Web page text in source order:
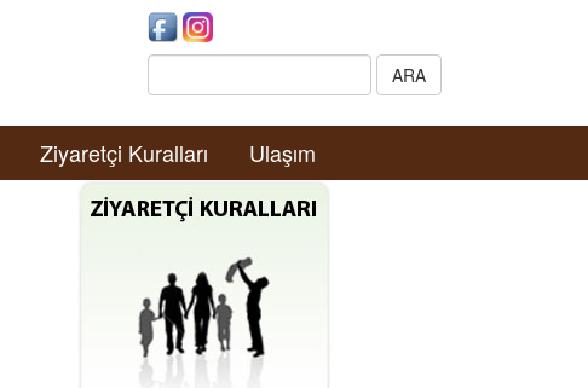
Search: ARA
Ziyaretçi Kuralları Ulaşım